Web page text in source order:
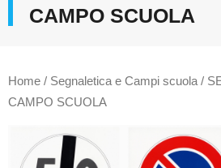
catalogo
CAMPO SCUOLA
Home / Segnaletica e Campi scuola /
CAMPO SCUOLA